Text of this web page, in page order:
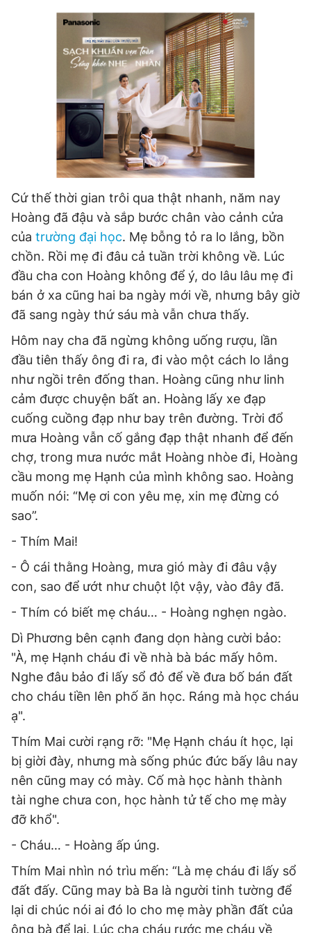
Cứ thế thời gian trôi qua thật nhanh, năm nay
Hoàng đã đậu và sắp bước chân vào cảnh cửa
của trường đại học. Mẹ bỗng tỏ ra lo lắng, bồn
chồn. Rồi mẹ đi đâu cả tuần trời không về. Lúc
đầu cha con Hoàng không để ý, do lâu lâu mẹ đi
bán ở xa cũng hai ba ngày mới về, nhưng bây giờ
đã sang ngày thứ sáu mà vẫn chưa thấy.
Hôm nay cha đã ngừng không uống rượu, lần
đầu tiên thấy ông đi ra, đi vào một cách lo lắng
như ngồi trên đống than. Hoàng cũng như linh
cảm được chuyện bất an. Hoàng lấy xe đạp
cuống cuồng đạp như bay trên đường. Trời đổ
mưa Hoàng vẫn cố gắng đạp thật nhanh để đến
chợ, trong mưa nước mắt Hoàng nhòe đi, Hoàng
cầu mong mẹ Hạnh của mình không sao. Hoàng
muốn nói: “Mẹ ơi con yêu mẹ, xin mẹ đừng có
sao”.
- Thím Mai!
- Ô cái thằng Hoàng, mưa gió mày đi đâu vậy
con, sao để ướt như chuột lột vậy, vào đây đã.
- Thím có biết mẹ cháu… - Hoàng nghẹn ngào.
Dì Phương bên cạnh đang dọn hàng cười bảo:
"À, mẹ Hạnh cháu đi về nhà bà bác mấy hôm.
Nghe đâu bảo đi lấy sổ đỏ để về đưa bố bán đất
cho cháu tiền lên phố ăn học. Ráng mà học cháu
ạ".
Thím Mai cười rạng rỡ: "Mẹ Hạnh cháu ít học, lại
bị giời đày, nhưng mà sống phúc đức bấy lâu nay
nên cũng may có mày. Cố mà học hành thành
tài nghe chưa con, học hành tử tế cho mẹ mày
đỡ khổ".
- Cháu… - Hoàng ấp úng.
Thím Mai nhìn nó trìu mến: “Là mẹ cháu đi lấy sổ
đất đấy. Cũng may bà Ba là người tinh tường để
lại di chúc nói ai đó lo cho mẹ mày phần đất của
ông bà để lại. Lúc cha cháu rước mẹ cháu về